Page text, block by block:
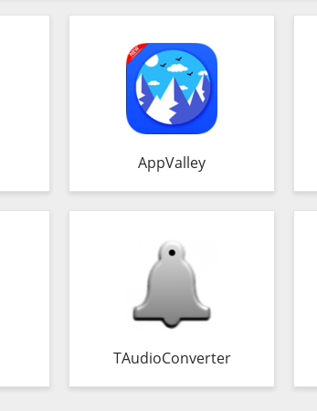
AppValley
TAudioConverter